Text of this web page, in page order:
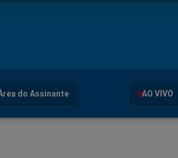
do Assinante AO VIVO